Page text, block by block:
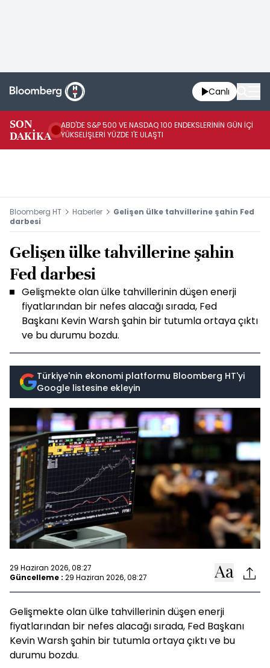
Canlı
SON
DAKİKA
ABD'DE S&P 500 VE NASDAQ 100 ENDEKSLERİNİN GÜN İÇİ
YÜKSELİŞLERİ YÜZDE 1'E ULAŞTI
Bloomberg HT Haberler
Gelişen ülke tahvillerine şahin Fed
darbesi
Gelişen ülke tahvillerine şahin
Fed darbesi
Gelişmekte olan ülke tahvillerinin düşen enerji
fiyatlarından bir nefes alacağı sırada, Fed
Başkanı Kevin Warsh şahin bir tutumla ortaya çıktı
ve bu durumu bozdu.
Türkiye'nin ekonomi platformu Bloomberg HT'yi
Google listesine ekleyin
29 Haziran 2026, 08:27
Güncelleme : 29 Haziran 2026, 08:27
Gelişmekte olan ülke tahvillerinin düşen enerji
fiyatlarından bir nefes alacağı sırada, Fed Başkanı
Kevin Warsh şahin bir tutumla ortaya çıktı ve bu
durumu bozdu.